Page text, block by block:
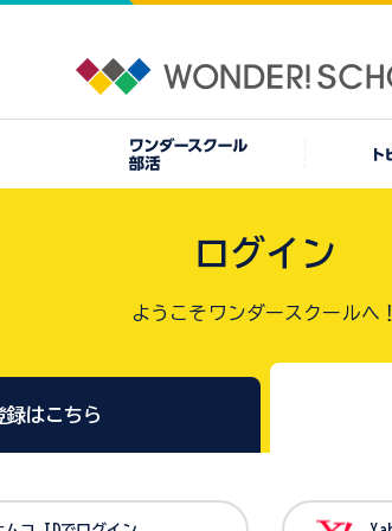
ログイン
ようこそワンダースクールへ！
録はこちら